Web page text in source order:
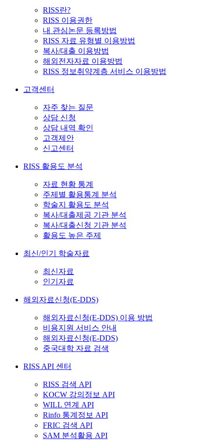
RISS란?
RISS 이용권한
내 관심논문 등록방법
RISS 자료 유형별 이용방법
복사/대출 이용방법
해외전자자료 이용방법
RISS 정보취약계층 서비스 이용방법
고객센터
자주 찾는 질문
상담 신청
상담 내역 확인
고객제안
신고센터
RISS 활용도 분석
자료 현황 통계
주제별 활용통계 분석
학술지 활용도 분석
복사/대출제공 기관 분석
복사/대출신청 기관 분석
활용도 높은 주제
최신/인기 학술자료
최신자료
인기자료
해외자료신청(E-DDS)
해외자료신청(E-DDS) 이용 방법
비용지원 서비스 안내
해외자료신청(E-DDS)
중국대학 자료 검색
RISS API 센터
RISS 검색 API
KOCW 강의정보 API
WILL 연계 API
Rinfo 통계정보 API
FRIC 검색 API
SAM 분석활용 API